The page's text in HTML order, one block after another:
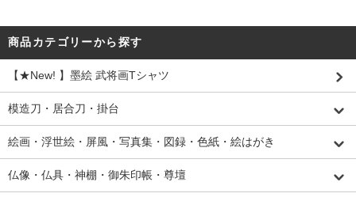
商品カテゴリーから探す
【★New! 】墨絵 武将画Tシャツ
模造刀・居合刀・掛台
絵画・浮世絵・屏風・写真集・図録・色紙・絵はがき
仏像・仏具・神棚・御朱印帳・尊壇